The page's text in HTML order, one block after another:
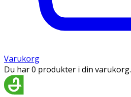
Varukorg
Du har 0 produkter i din varukorg.